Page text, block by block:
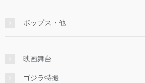
ポップス・他
映画舞台
ゴジラ特撮